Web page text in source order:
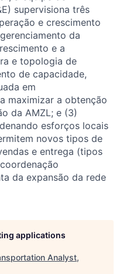
supervisiona três
e crescimento
da
e a
e topologia de
de capacidade,
em
maximizar a obtenção
da AMZL; e (3)
esforços locais
novos tipos de
e entrega (tipos
da expansão da rede
applications
Analyst,